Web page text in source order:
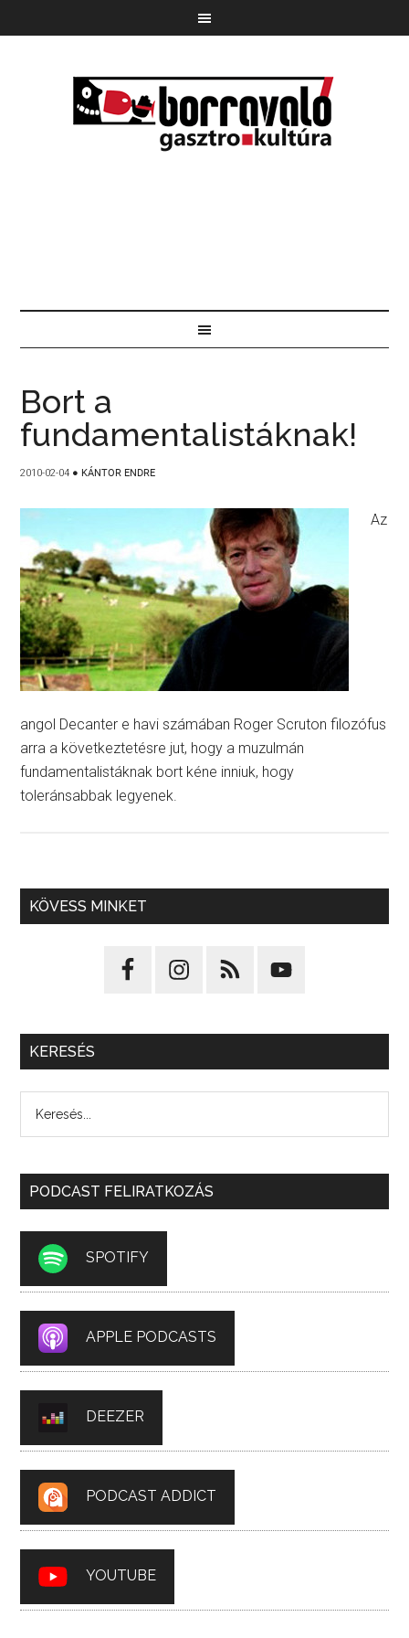
Bort a
fundamentalistáknak!
2010-02-04 ● KÁNTOR ENDRE
Az
angol Decanter e havi számában Roger Scruton filozófus
arra a következtetésre jut, hogy a muzulmán
fundamentalistáknak bort kéne inniuk, hogy
toleránsabbak legyenek.
KÖVESS MINKET
KERESÉS
PODCAST FELIRATKOZÁS
SPOTIFY
APPLE PODCASTS
DEEZER
PODCAST ADDICT
YOUTUBE